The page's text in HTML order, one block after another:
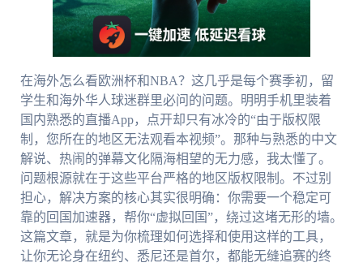
在海外怎么看欧洲杯和NBA？这几乎是每个赛季初，留
学生和海外华人球迷群里必问的问题。明明手机里装着
国内熟悉的直播App，点开却只有冰冷的“由于版权限
制，您所在的地区无法观看本视频”。那种与熟悉的中文
解说、热闹的弹幕文化隔海相望的无力感，我太懂了。
问题根源就在于这些平台严格的地区版权限制。不过别
担心，解决方案的核心其实很明确：你需要一个稳定可
靠的回国加速器，帮你“虚拟回国”，绕过这堵无形的墙。
这篇文章，就是为你梳理如何选择和使用这样的工具，
让你无论身在纽约、悉尼还是首尔，都能无缝追赛的终